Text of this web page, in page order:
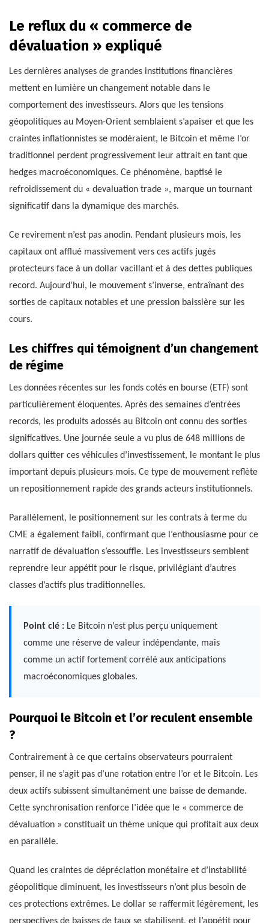
Le reflux du « commerce de
dévaluation » expliqué
Les dernières analyses de grandes institutions financières
mettent en lumière un changement notable dans le
comportement des investisseurs. Alors que les tensions
géopolitiques au Moyen-Orient semblaient s’apaiser et que les
craintes inflationnistes se modéraient, le Bitcoin et même l’or
traditionnel perdent progressivement leur attrait en tant que
hedges macroéconomiques. Ce phénomène, baptisé le
refroidissement du « devaluation trade », marque un tournant
significatif dans la dynamique des marchés.
Ce revirement n’est pas anodin. Pendant plusieurs mois, les
capitaux ont afflué massivement vers ces actifs jugés
protecteurs face à un dollar vacillant et à des dettes publiques
record. Aujourd’hui, le mouvement s’inverse, entraînant des
sorties de capitaux notables et une pression baissière sur les
cours.
Les chiffres qui témoignent d’un changement
de régime
Les données récentes sur les fonds cotés en bourse (ETF) sont
particulièrement éloquentes. Après des semaines d’entrées
records, les produits adossés au Bitcoin ont connu des sorties
significatives. Une journée seule a vu plus de 648 millions de
dollars quitter ces véhicules d’investissement, le montant le plus
important depuis plusieurs mois. Ce type de mouvement reflète
un repositionnement rapide des grands acteurs institutionnels.
Parallèlement, le positionnement sur les contrats à terme du
CME a également faibli, confirmant que l’enthousiasme pour ce
narratif de dévaluation s’essouffle. Les investisseurs semblent
reprendre leur appétit pour le risque, privilégiant d’autres
classes d’actifs plus traditionnelles.
Point clé : Le Bitcoin n’est plus perçu uniquement
comme une réserve de valeur indépendante, mais
comme un actif fortement corrélé aux anticipations
macroéconomiques globales.
Pourquoi le Bitcoin et l’or reculent ensemble
?
Contrairement à ce que certains observateurs pourraient
penser, il ne s’agit pas d’une rotation entre l’or et le Bitcoin. Les
deux actifs subissent simultanément une baisse de demande.
Cette synchronisation renforce l’idée que le « commerce de
dévaluation » constituait un thème unique qui profitait aux deux
en parallèle.
Quand les craintes de dépréciation monétaire et d’instabilité
géopolitique diminuent, les investisseurs n’ont plus besoin de
ces protections extrêmes. Le dollar se raffermit légèrement, les